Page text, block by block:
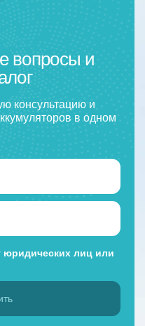
вопросы и
консультацию и
в одном
юридических лиц или